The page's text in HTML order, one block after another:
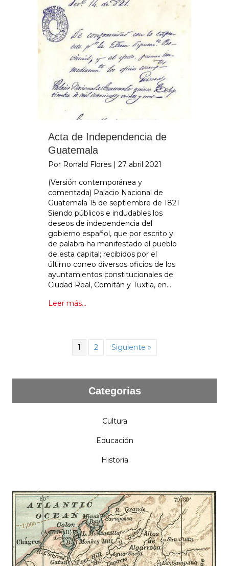
Acta de Independencia de
Guatemala
Por Ronald Flores | 27 abril 2021
(Versión contemporánea y
comentada) Palacio Nacional de
Guatemala 15 de septiembre de 1821
Siendo públicos e indudables los
deseos de independencia del
gobierno español, que por escrito y
de palabra ha manifestado el pueblo
de esta capital; recibidos por el
último correo diversos oficios de los
ayuntamientos constitucionales de
Ciudad Real, Comitán y Tuxtla, en…
Leer más...
1 2 Siguiente »
Categorías
Cultura
Educación
Historia